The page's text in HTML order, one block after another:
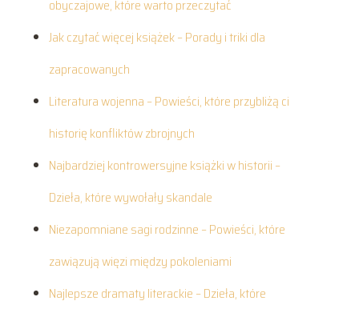
obyczajowe, które warto przeczytać
Jak czytać więcej książek – Porady i triki dla
zapracowanych
Literatura wojenna – Powieści, które przybliżą ci
historię konfliktów zbrojnych
Najbardziej kontrowersyjne książki w historii –
Dzieła, które wywołały skandale
Niezapomniane sagi rodzinne – Powieści, które
zawiązują więzi między pokoleniami
Najlepsze dramaty literackie – Dzieła, które